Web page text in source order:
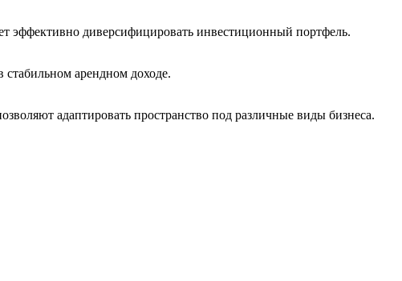
эффективно диверсифицировать инвестиционный портфель.
арендном доходе.
адаптировать пространство под различные виды бизнеса.